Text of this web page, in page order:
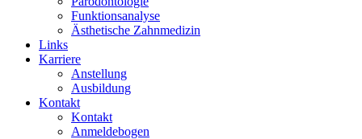
Funktionsanalyse
Ästhetische Zahnmedizin
Links
Karriere
Anstellung
Ausbildung
Kontakt
Kontakt
Anmeldebogen